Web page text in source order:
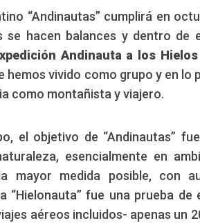
“Andinautas” cumplirá en
se hacen balances y dentro de
Andinauta a los
hemos vivido como grupo y en
como montañista y viajero.
el objetivo de “Andinautas”
esencialmente en
mayor medida posible, con
“Hielonauta” fue una prueba de
aéreos incluidos- apenas un